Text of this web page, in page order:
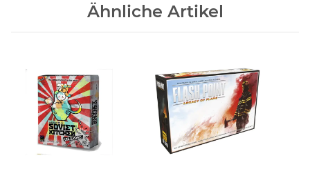
Ähnliche Artikel